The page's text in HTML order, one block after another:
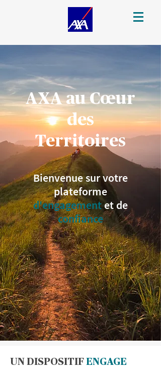
AXA au Cœur
des
Territoires
Bienvenue sur votre
plateforme
d'engagementet de
confiance
UN DISPOSITIF ENGAGE